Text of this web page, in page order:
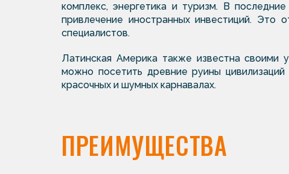
комплекс, энергетика и туризм. В
привлечение иностранных инвестиций. Это
специалистов.
Латинская Америка также известна своими
можно посетить древние руины
красочных и шумных карнавалах.
ПРЕИМУЩЕСТВА